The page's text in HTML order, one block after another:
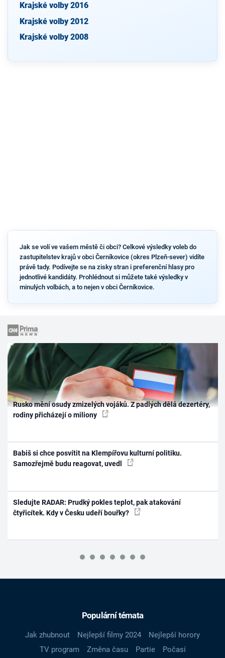
Krajské volby 2016
Krajské volby 2012
Krajské volby 2008
Jak se volí ve vašem městě či obci? Celkové výsledky voleb do
zastupitelstev krajů v obci Černíkovice (okres Plzeň-sever) vidíte
právě tady. Podívejte se na zisky stran i preferenční hlasy pro
jednotlivé kandidáty. Prohlédnout si můžete také výsledky v
minulých volbách, a to nejen v obci Černíkovice.
Rusko mění osudy zmizelých vojáků. Z padlých dělá dezertéry,
rodiny přicházejí o miliony
Babiš si chce posvítit na Klempířovu kulturní politiku.
Samozřejmě budu reagovat, uvedl
Sledujte RADAR: Prudký pokles teplot, pak atakování
čtyřicítek. Kdy v Česku udeří bouřky?
Populární témata
Jak zhubnout Nejlepší filmy 2024
Nejlepší horory
TV program
Změna času Partie
Počasí